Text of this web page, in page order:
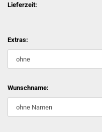
Lieferzeit:
Extras:
Wunschname: